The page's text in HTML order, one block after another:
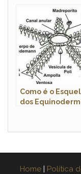
Ovos E Fotos
Como é o
dos
Home Política